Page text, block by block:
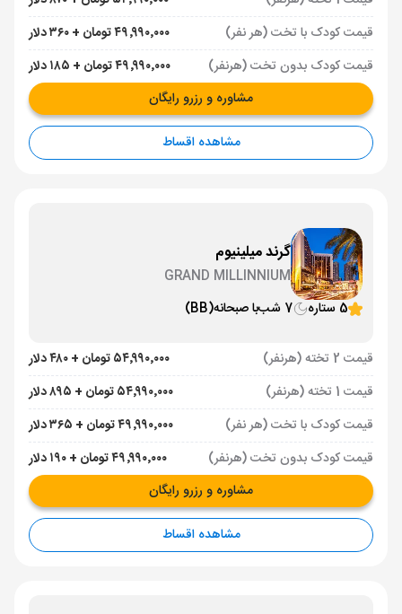
قیمت کودک با تخت (هر نفر)
۴۹٬۹۹۰٬۰۰۰ تومان + ۳۶۰ دلار
قیمت کودک بدون تخت (هرنفر)
۴۹٬۹۹۰٬۰۰۰ تومان + ۱۸۵ دلار
مشاوره و رزرو رایگان
مشاهده اقساط
گرند میلینیوم
GRAND MILLINNIUM
5 ستاره
7 شب با صبحانه(BB)
قیمت 2 تخته (هرنفر)
۵۴٬۹۹۰٬۰۰۰ تومان + ۴۸۰ دلار
قیمت 1 تخته (هرنفر)
۵۴٬۹۹۰٬۰۰۰ تومان + ۸۹۵ دلار
قیمت کودک با تخت (هر نفر)
۴۹٬۹۹۰٬۰۰۰ تومان + ۳۶۵ دلار
قیمت کودک بدون تخت (هرنفر)
۴۹٬۹۹۰٬۰۰۰ تومان + ۱۹۰ دلار
مشاوره و رزرو رایگان
مشاهده اقساط